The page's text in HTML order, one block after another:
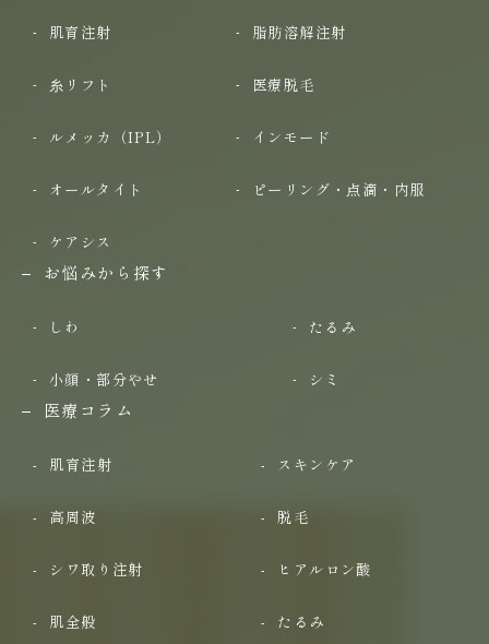
肌育注射 脂肪溶解注射
糸リフト 医療脱毛
ルメッカ（IPL） インモード
オールタイト ピーリング・点滴・内服
ケアシス
お悩みから探す
しわ たるみ
小顔・部分やせ シミ
医療コラム
肌育注射 スキンケア
高周波 脱毛
シワ取り注射 ヒアルロン酸
肌全般 たるみ